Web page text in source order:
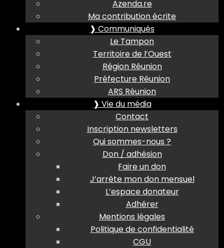
Azenda.re
Ma contribution écrite
❱ Communiqués
Le Tampon
Territoire de l’Ouest
Région Réunion
Préfecture Réunion
ARS Réunion
❱ Vie du média
Contact
Inscription newsletters
Qui sommes-nous ?
Don / adhésion
Faire un don
J’arrête mon don mensuel
L’espace donateur
Adhérer
Mentions légales
Politique de confidentialité
CGU